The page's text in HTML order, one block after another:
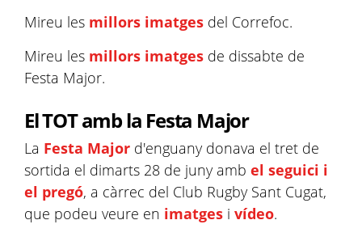
Mireu les millors imatges del Correfoc.
Mireu les millors imatges de dissabte de
Festa Major.
El TOT amb la Festa Major
La Festa Major d'enguany donava el tret de
sortida el dimarts 28 de juny amb el seguici i
el pregó, a càrrec del Club Rugby Sant Cugat,
que podeu veure en imatges i vídeo.